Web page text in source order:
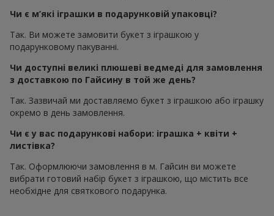
Чи є м’які іграшки в подарунковій упаковці?
Так. Ви можете замовити букет з іграшкою у
подарунковому пакуванні.
Чи доступні великі плюшеві ведмеді для замовлення
з доставкою по Гайсину в той же день?
Так. Зазвичай ми доставляємо букет з іграшкою або іграшку
окремо в день замовлення.
Чи є у вас подарункові набори: іграшка + квіти +
листівка?
Так. Оформлюючи замовлення в м. Гайсин ви можете
вибрати готовий набір букет з іграшкою, що містить все
необхідне для святкового подарунка.